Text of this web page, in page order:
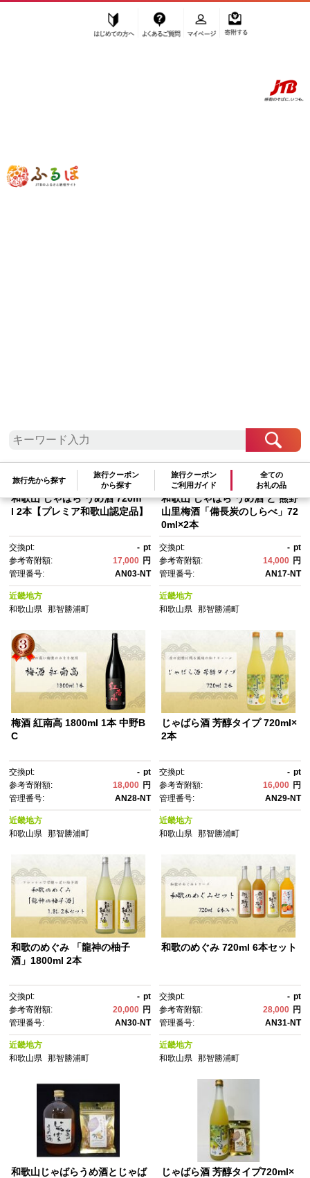
ふるぽ JTBのふるさと納税サイト
旅行先から探す
旅行クーポン
から探す
旅行クーポン
ご利用ガイド
全ての
お礼の品
”洋酒・リキュール類” 和歌山県
和歌山 じゃばら うめ酒 720m
l 2本【プレミア和歌山認定品】
交換pt: - pt
参考寄附額:
17,000 円
管理番号:
AN03-NT
近畿地方
和歌山県
那智勝浦町
和歌山 じゃばら うめ酒 と 熊野
山里梅酒「備長炭のしらべ」72
0ml×2本
交換pt: - pt
参考寄附額:
14,000 円
管理番号:
AN17-NT
近畿地方
和歌山県 那智勝浦町
梅酒 紅南高 1800ml 1本 中野B
C
交換pt: - pt
参考寄附額:
18,000 円
管理番号:
AN28-NT
近畿地方
和歌山県
那智勝浦町
じゃばら酒 芳醇タイプ 720ml×
2本
交換pt: - pt
参考寄附額:
16,000 円
管理番号:
AN29-NT
近畿地方
和歌山県 那智勝浦町
和歌のめぐみ 「龍神の柚子
酒」1800ml 2本
交換pt: - pt
参考寄附額:
20,000 円
管理番号:
AN30-NT
近畿地方
和歌山県
那智勝浦町
和歌のめぐみ 720ml 6本セット
交換pt: - pt
参考寄附額:
28,000 円
管理番号:
AN31-NT
近畿地方
和歌山県 那智勝浦町
和歌山じゃばらうめ酒とじゃば
じゃばら酒 芳醇タイプ720ml×